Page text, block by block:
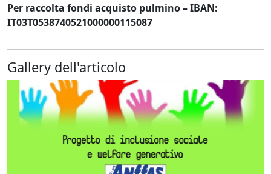
Per raccolta fondi acquisto pulmino – IBAN:
IT03T0538740521000000115087
Gallery dell'articolo